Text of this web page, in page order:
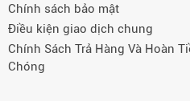
Chính sách bảo mật
Điều kiện giao dịch chung
Chính Sách Trả Hàng Và Hoàn
Chóng